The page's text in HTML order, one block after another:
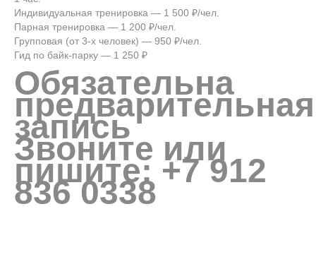
Индивидуальная тренировка — 1 500 ₽/чел.
Парная тренировка — 1 200 ₽/чел.
Групповая (от 3-х человек) — 950 ₽/чел.
Гид по байк-парку — 1 250 ₽
Обязательна
предварительная
запись
Звоните или
пишите: +7 912
836 0338